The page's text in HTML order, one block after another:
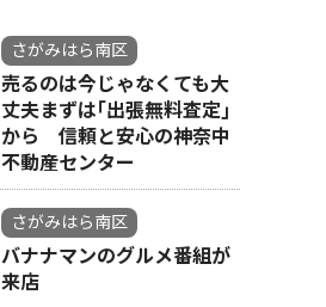
さがみはら南区
売るのは今じゃなくても大
丈夫まずは｢出張無料査定｣
から 信頼と安心の神奈中
不動産センター
さがみはら南区
バナナマンのグルメ番組が
来店